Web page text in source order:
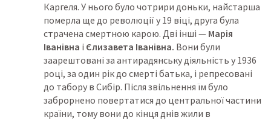
Каргеля. У нього було чотрири доньки, найстарша
померла ще до революції у 19 віці, друга була
страчена смертною карою. Дві інші — Марія
Іванівна і Єлизавета Іванівна. Вони були
заарештовані за антирадянську діяльність у 1936
році, за один рік до смерті батька, і репресовані
до табору в Сибір. Після звільнення їм було
заброрнено повертатися до центральної частини
країни, тому вони до кінця днів жили в